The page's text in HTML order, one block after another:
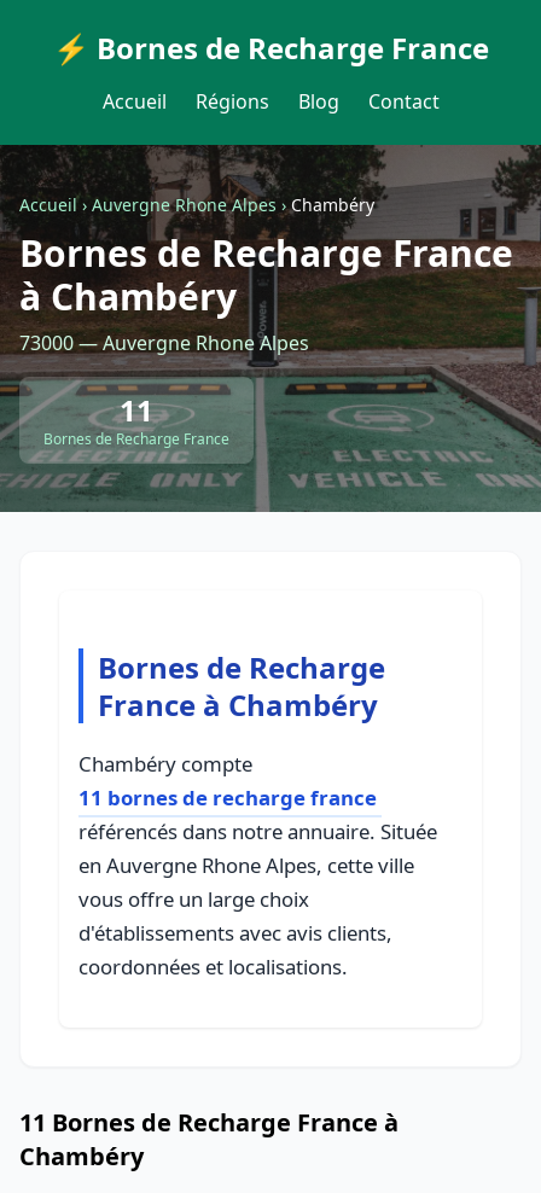
⚡ Bornes de Recharge France
Accueil Régions Blog Contact
Accueil›Auvergne Rhone Alpes›Chambéry
Bornes de Recharge France
à Chambéry
73000 — Auvergne Rhone Alpes
11
Bornes de Recharge France
Bornes de Recharge
France à Chambéry
Chambéry compte
11 bornes de recharge france
référencés dans notre annuaire. Située
en Auvergne Rhone Alpes, cette ville
vous offre un large choix
d'établissements avec avis clients,
coordonnées et localisations.
11 Bornes de Recharge France à
Chambéry